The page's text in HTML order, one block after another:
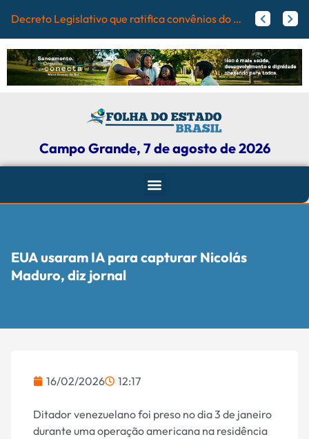
Campo Gra Papy trabalha para melhorar pistas de skate com participação ativa de esportistas da CapitalAgosto Lilás: Maicon Nogueira fortalece a defesa das mulheres com leis e projetos de proteção em Campo Grande
Campo Grande, 7 de agosto de 2026
EUA usaram IA para capturar Nicolás
Maduro, diz jornal
16/02/2026 12:17
Ditador venezuelano foi preso no dia 3 de janeiro
durante uma operação americana na residência